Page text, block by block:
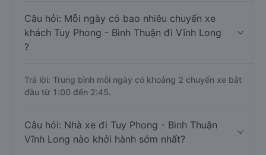
Câu hỏi: Mỗi ngày có bao nhiêu chuyến xe
khách Tuy Phong - Bình Thuận đi Vĩnh Long
?
Trả lời: Trung bình mỗi ngày có khoảng 2 chuyến xe bắt
đầu từ 1:00 đến 2:45.
Câu hỏi: Nhà xe đi Tuy Phong - Bình Thuận
Vĩnh Long nào khởi hành sớm nhất?